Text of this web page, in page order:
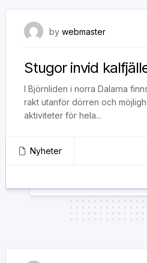
by webmaster
Stugor invid
I Björnliden i norra Dalarna
rakt utanför dörren och
aktiviteter för hela...
Nyheter